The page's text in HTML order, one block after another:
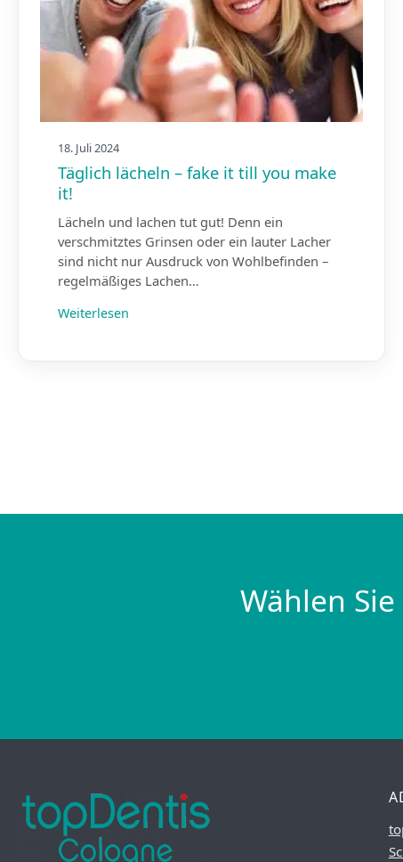
18. Juli 2024
Täglich lächeln – fake it till you make
it!
Lächeln und lachen tut gut! Denn ein
verschmitztes Grinsen oder ein lauter Lacher
sind nicht nur Ausdruck von Wohlbefinden –
regelmäßiges Lachen…
Weiterlesen
Wählen